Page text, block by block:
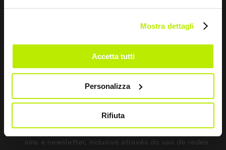
Mostra dettagli
Accetta tutti
Personalizza
Rifiuta
Li a Política de Privacidade
nos termos do art. 13 Regulamento UE 679/16.
Concordo
dados para fins de Marketing e para receber
comunicações comerciais e promocionais, por e-mail,
sms e newsletter, inclusive através do uso de redes